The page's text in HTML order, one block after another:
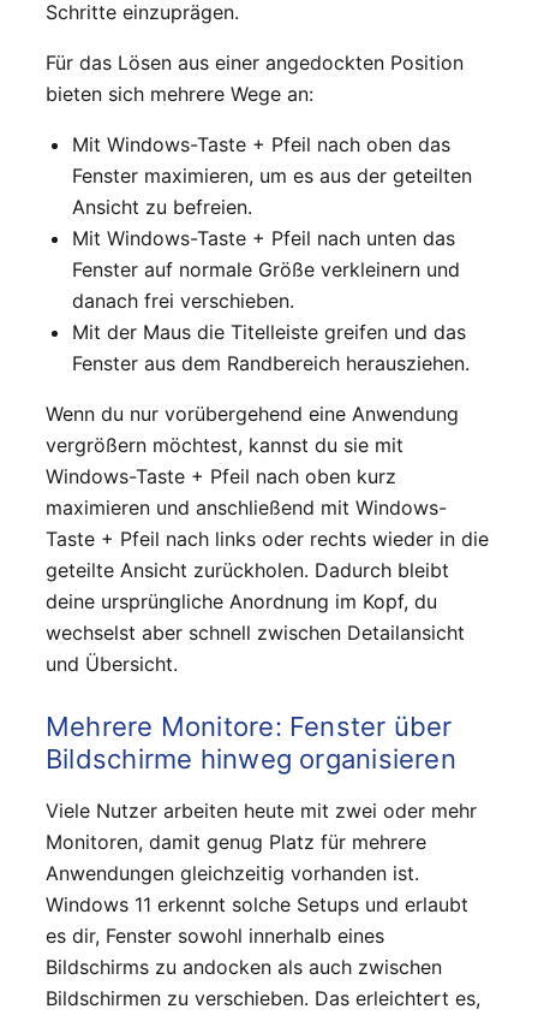
Schritte einzuprägen.
Für das Lösen aus einer angedockten Position
bieten sich mehrere Wege an:
Mit Windows-Taste + Pfeil nach oben das
Fenster maximieren, um es aus der geteilten
Ansicht zu befreien.
Mit Windows-Taste + Pfeil nach unten das
Fenster auf normale Größe verkleinern und
danach frei verschieben.
Mit der Maus die Titelleiste greifen und das
Fenster aus dem Randbereich herausziehen.
Wenn du nur vorübergehend eine Anwendung
vergrößern möchtest, kannst du sie mit
Windows-Taste + Pfeil nach oben kurz
maximieren und anschließend mit Windows-
Taste + Pfeil nach links oder rechts wieder in die
geteilte Ansicht zurückholen. Dadurch bleibt
deine ursprüngliche Anordnung im Kopf, du
wechselst aber schnell zwischen Detailansicht
und Übersicht.
Mehrere Monitore: Fenster über
Bildschirme hinweg organisieren
Viele Nutzer arbeiten heute mit zwei oder mehr
Monitoren, damit genug Platz für mehrere
Anwendungen gleichzeitig vorhanden ist.
Windows 11 erkennt solche Setups und erlaubt
es dir, Fenster sowohl innerhalb eines
Bildschirms zu andocken als auch zwischen
Bildschirmen zu verschieben. Das erleichtert es,